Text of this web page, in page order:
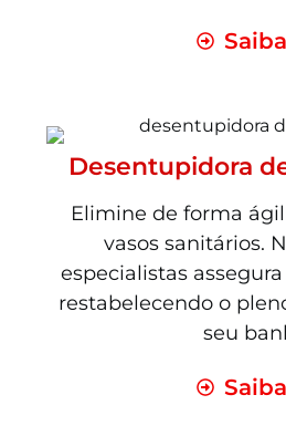
Desentupidora
Elimine de forma
vasos sanitários.
especialistas
restabelecendo o
seu